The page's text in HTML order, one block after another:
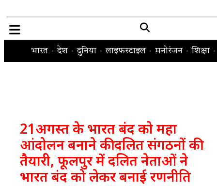
भारत देश दुनिया लाइफस्टाइल मनोरंजन शिक्षा
21अगस्त के भारत बंद को महा
आंदोलन बनाने की दलित संगठनों की
तैयारी, फूलपुर में दलित नेताओं ने
भारत बंद को लेकर बनाई रणनीति